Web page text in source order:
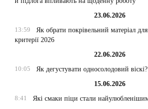
23.06.2026
13:59
Як обрати покрівельний матеріал
критерії 2026
22.06.2026
10:05
Як дегустувати односолодовий віскі?
15.06.2026
8:41
Які смаки піци стали